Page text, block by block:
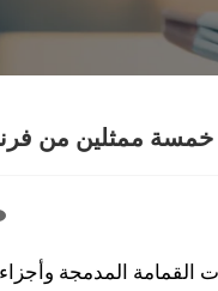
ممثلين من فرنسا